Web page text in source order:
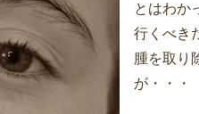
とはわか
行くべき
腫を取り
が・・・